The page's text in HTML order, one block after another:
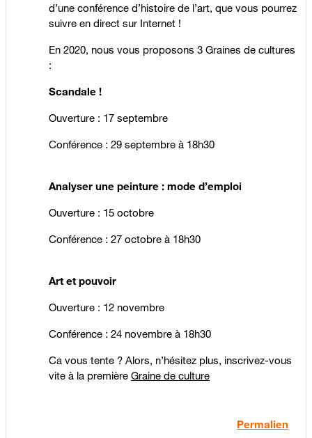
d’une conférence d’histoire de l’art, que vous pourrez
suivre en direct sur Internet !
En 2020, nous vous proposons 3 Graines de cultures
:
Scandale !
Ouverture : 17 septembre
Conférence : 29 septembre à 18h30
Analyser une peinture : mode d’emploi
Ouverture : 15 octobre
Conférence : 27 octobre à 18h30
Art et pouvoir
Ouverture : 12 novembre
Conférence : 24 novembre à 18h30
Ca vous tente ? Alors, n’hésitez plus, inscrivez-vous
vite à la première Graine de culture
Permalien